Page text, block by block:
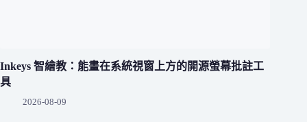
Inkeys 智繪教：能畫在系統視窗上方的開源螢幕批註工
具
2026-08-09